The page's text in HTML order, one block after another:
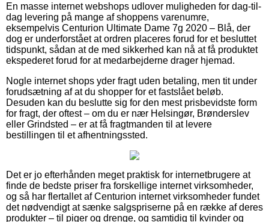
En masse internet webshops udlover muligheden for dag-til-
dag levering på mange af shoppens varenumre,
eksempelvis Centurion Ultimate Dame 7g 2020 – Blå, der
dog er underforstået at ordren placeres forud for et besluttet
tidspunkt, sådan at de med sikkerhed kan nå at få produktet
ekspederet forud for at medarbejderne drager hjemad.
Nogle internet shops yder fragt uden betaling, men tit under
forudsætning af at du shopper for et fastslået beløb.
Desuden kan du beslutte sig for den mest prisbevidste form
for fragt, der oftest – om du er nær Helsingør, Brønderslev
eller Grindsted – er at få fragtmanden til at levere
bestillingen til et afhentningssted.
Det er jo efterhånden meget praktisk for internetbrugere at
finde de bedste priser fra forskellige internet virksomheder,
og så har flertallet af Centurion internet virksomheder fundet
det nødvendigt at sænke salgspriserne på en række af deres
produkter – til piger og drenge, og samtidig til kvinder og